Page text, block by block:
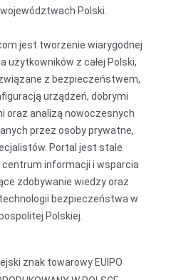
Polski.
jest tworzenie wiarygodnej
użytkowników z całej Polski,
z bezpieczeństwem,
urządzeń, dobrymi
oraz analizą nowoczesnych
przez osoby prywatne,
Portal jest stale
informacji i wsparcia
zdobywanie wiedzy oraz
bezpieczeństwa w
Polskiej.